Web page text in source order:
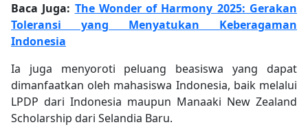
Baca Juga: The Wonder of Harmony 2025: Gerakan
Toleransi yang Menyatukan Keberagaman
Indonesia
Ia juga menyoroti peluang beasiswa yang dapat
dimanfaatkan oleh mahasiswa Indonesia, baik melalui
LPDP dari Indonesia maupun Manaaki New Zealand
Scholarship dari Selandia Baru.